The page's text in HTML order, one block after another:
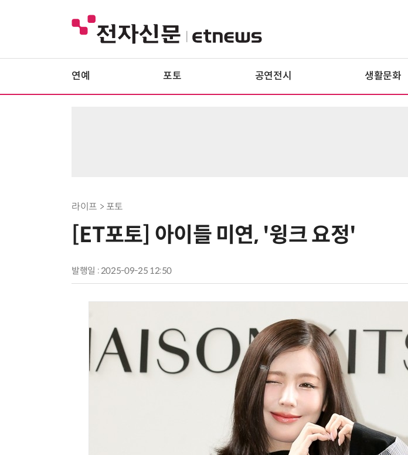
연예 포토 공연전시 생활문화
라이프 > 포토
[ET포토] 아이들 미연, '윙크 요정'
발행일 : 2025-09-25 12:50
양자컴퓨팅 비즈니스·기술 입문 1-Day 워크샵 - 큐비트·양자 알고리듬·Qiskit 실습으로 이해하는 차세대